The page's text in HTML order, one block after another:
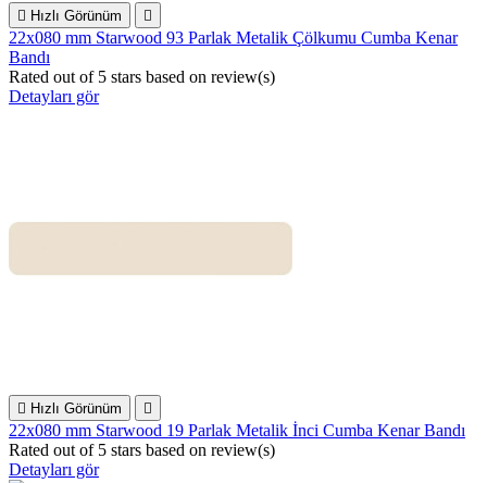
 Hızlı Görünüm 
22x080 mm Starwood 93 Parlak Metalik Çölkumu Cumba Kenar
Bandı
Rated out of 5 stars based on review(s)
Detayları gör
 Hızlı Görünüm 
22x080 mm Starwood 19 Parlak Metalik İnci Cumba Kenar Bandı
Rated out of 5 stars based on review(s)
Detayları gör